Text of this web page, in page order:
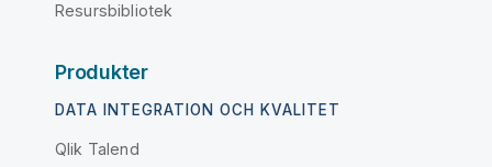
Resursbibliotek
Produkter
DATA INTEGRATION OCH KVALITET
Qlik Talend